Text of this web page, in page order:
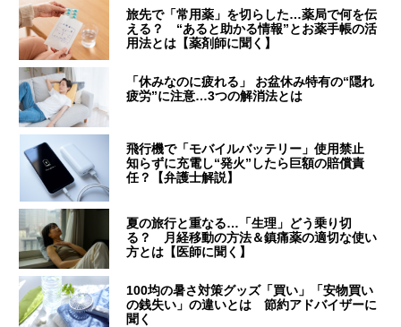
旅先で「常用薬」を切らした…薬局で何を伝
える？ “あると助かる情報”とお薬手帳の活
用法とは【薬剤師に聞く】
「休みなのに疲れる」 お盆休み特有の“隠れ
疲労”に注意…3つの解消法とは
飛行機で「モバイルバッテリー」使用禁止
知らずに充電し“発火”したら巨額の賠償責
任？【弁護士解説】
夏の旅行と重なる…「生理」どう乗り切
る？ 月経移動の方法＆鎮痛薬の適切な使い
方とは【医師に聞く】
100均の暑さ対策グッズ「買い」「安物買い
の銭失い」の違いとは 節約アドバイザーに
聞く